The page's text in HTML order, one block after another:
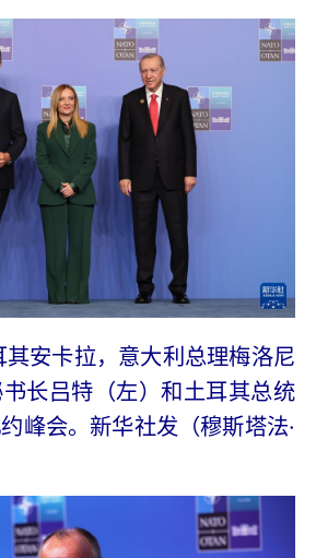
安卡拉，意大利总理梅洛尼
书长吕特（左）和土耳其总统
峰会。新华社发（穆斯塔法·